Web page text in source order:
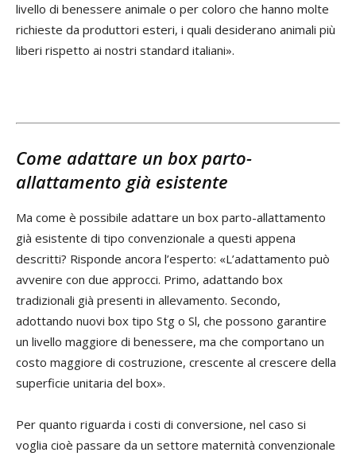
livello di benessere animale o per coloro che hanno molte
richieste da produttori esteri, i quali desiderano animali più
liberi rispetto ai nostri standard italiani».
Come adattare un box parto-
allattamento già esistente
Ma come è possibile adattare un box parto-allattamento
già esistente di tipo convenzionale a questi appena
descritti? Risponde ancora l’esperto: «L’adattamento può
avvenire con due approcci. Primo, adattando box
tradizionali già presenti in allevamento. Secondo,
adottando nuovi box tipo Stg o Sl, che possono garantire
un livello maggiore di benessere, ma che comportano un
costo maggiore di costruzione, crescente al crescere della
superficie unitaria del box».
Per quanto riguarda i costi di conversione, nel caso si
voglia cioè passare da un settore maternità convenzionale